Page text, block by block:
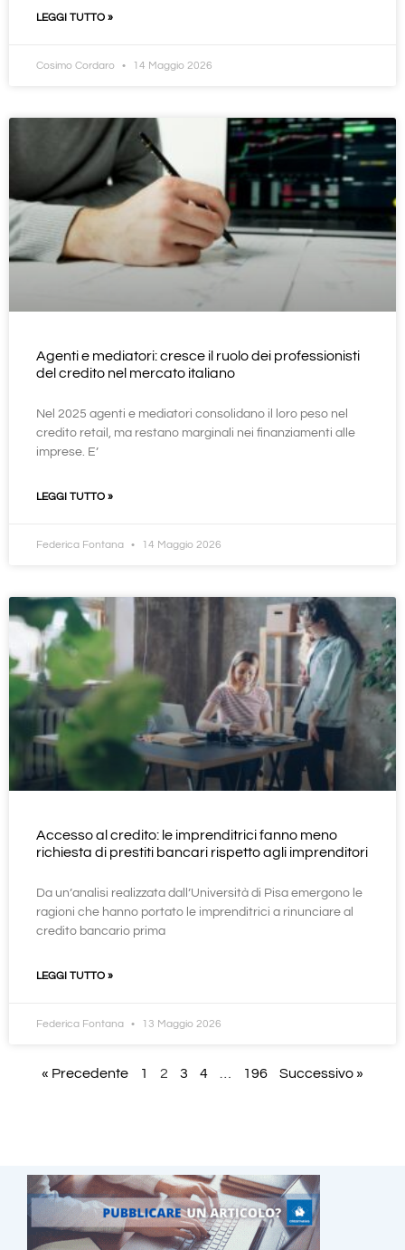
LEGGI TUTTO »
Cosimo Cordaro 14 Maggio 2026
Agenti e mediatori: cresce il ruolo dei professionisti
del credito nel mercato italiano
Nel 2025 agenti e mediatori consolidano il loro peso nel
credito retail, ma restano marginali nei finanziamenti alle
imprese. E’
LEGGI TUTTO »
Federica Fontana 14 Maggio 2026
Accesso al credito: le imprenditrici fanno meno
richiesta di prestiti bancari rispetto agli imprenditori
Da un’analisi realizzata dall’Università di Pisa emergono le
ragioni che hanno portato le imprenditrici a rinunciare al
credito bancario prima
LEGGI TUTTO »
Federica Fontana 13 Maggio 2026
« Precedente 1 2 3 4 196 Successivo »